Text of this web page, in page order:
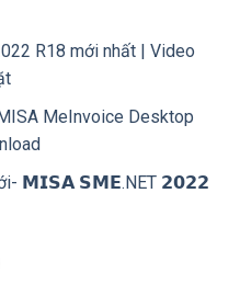
R18 mới nhất | Video
MeInvoice Desktop
𝗠𝗜𝗦𝗔 𝗦𝗠𝗘.NET 𝟮𝟬𝟮𝟮